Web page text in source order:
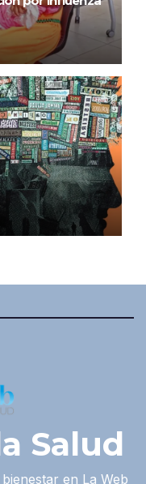
Salud
en La Web